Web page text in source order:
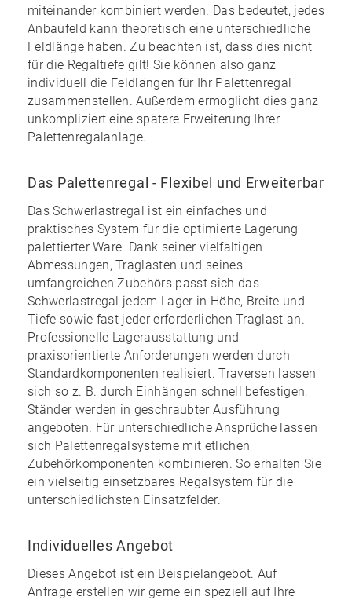
miteinander kombiniert werden. Das bedeutet, jedes
Anbaufeld kann theoretisch eine unterschiedliche
Feldlänge haben. Zu beachten ist, dass dies nicht
für die Regaltiefe gilt! Sie können also ganz
individuell die Feldlängen für Ihr Palettenregal
zusammenstellen. Außerdem ermöglicht dies ganz
unkompliziert eine spätere Erweiterung Ihrer
Palettenregalanlage.
Das Palettenregal - Flexibel und Erweiterbar
Das Schwerlastregal ist ein einfaches und
praktisches System für die optimierte Lagerung
palettierter Ware. Dank seiner vielfältigen
Abmessungen, Traglasten und seines
umfangreichen Zubehörs passt sich das
Schwerlastregal jedem Lager in Höhe, Breite und
Tiefe sowie fast jeder erforderlichen Traglast an.
Professionelle Lagerausstattung und
praxisorientierte Anforderungen werden durch
Standardkomponenten realisiert. Traversen lassen
sich so z. B. durch Einhängen schnell befestigen,
Ständer werden in geschraubter Ausführung
angeboten. Für unterschiedliche Ansprüche lassen
sich Palettenregalsysteme mit etlichen
Zubehörkomponenten kombinieren. So erhalten Sie
einvielseitig einsetzbares Regalsystem für die
unterschiedlichsten Einsatzfelder.
Individuelles Angebot
Dieses Angebot ist ein Beispielangebot. Auf
Anfrage erstellen wir gerne ein speziell auf Ihre